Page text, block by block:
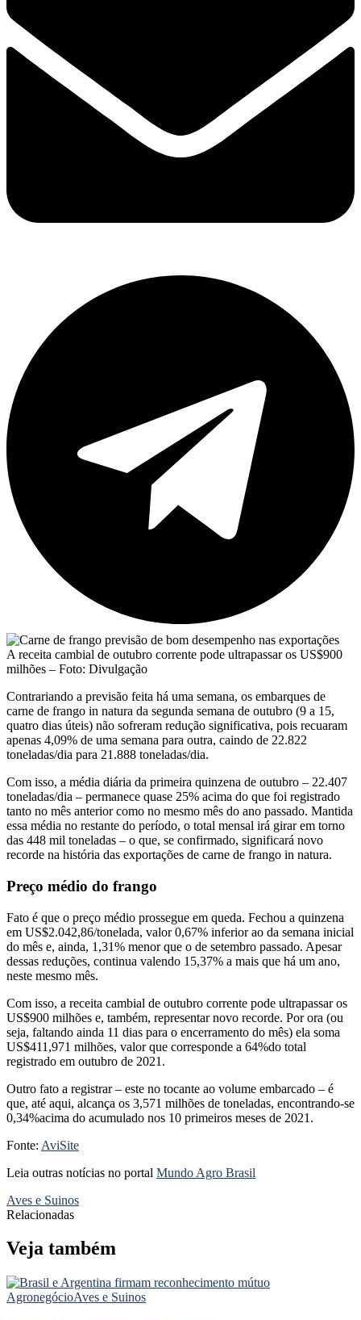
A receita cambial de outubro corrente pode ultrapassar os US$900
milhões – Foto: Divulgação
Contrariando a previsão feita há uma semana, os embarques de
carne de frango in natura da segunda semana de outubro (9 a 15,
quatro dias úteis) não sofreram redução significativa, pois recuaram
apenas 4,09% de uma semana para outra, caindo de 22.822
toneladas/dia para 21.888 toneladas/dia.
Com isso, a média diária da primeira quinzena de outubro – 22.407
toneladas/dia – permanece quase 25% acima do que foi registrado
tanto no mês anterior como no mesmo mês do ano passado. Mantida
essa média no restante do período, o total mensal irá girar em torno
das 448 mil toneladas – o que, se confirmado, significará novo
recorde na história das exportações de carne de frango in natura.
Preço médio do frango
Fato é que o preço médio prossegue em queda. Fechou a quinzena
em US$2.042,86/tonelada, valor 0,67% inferior ao da semana inicial
do mês e, ainda, 1,31% menor que o de setembro passado. Apesar
dessas reduções, continua valendo 15,37% a mais que há um ano,
neste mesmo mês.
Com isso, a receita cambial de outubro corrente pode ultrapassar os
US$900 milhões e, também, representar novo recorde. Por ora (ou
seja, faltando ainda 11 dias para o encerramento do mês) ela soma
US$411,971 milhões, valor que corresponde a 64%do total
registrado em outubro de 2021.
Outro fato a registrar – este no tocante ao volume embarcado – é
que, até aqui, alcança os 3,571 milhões de toneladas, encontrando-se
0,34%acima do acumulado nos 10 primeiros meses de 2021.
Fonte: AviSite
Leia outras notícias no portal Mundo Agro Brasil
Aves e Suinos
Relacionadas
Veja também
AgronegócioAves e Suinos